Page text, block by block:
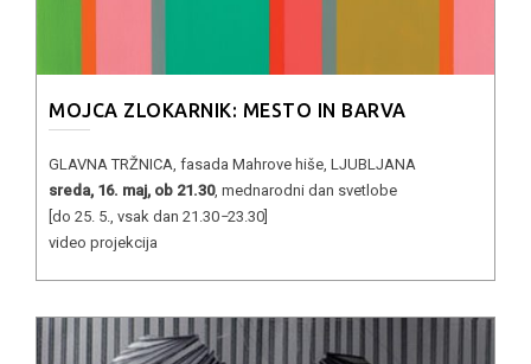
MOJCA ZLOKARNIK: MESTO IN BARVA
GLAVNA TRŽNICA, fasada Mahrove hiše, LJUBLJANA
sreda, 16. maj, ob 21.30, mednarodni dan svetlobe
[do 25. 5., vsak dan 21.30−23.30]
video projekcija